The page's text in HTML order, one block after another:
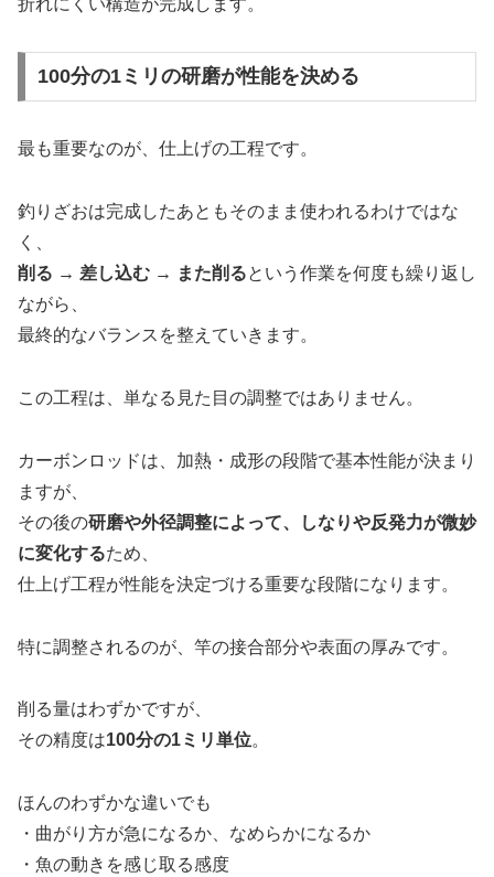
100分の1ミリの研磨が性能を決める
最も重要なのが、仕上げの工程です。
釣りざおは完成したあともそのまま使われるわけではな
く、
削る → 差し込む → また削るという作業を何度も繰り返し
ながら、
最終的なバランスを整えていきます。
この工程は、単なる見た目の調整ではありません。
カーボンロッドは、加熱・成形の段階で基本性能が決まり
ますが、
その後の研磨や外径調整によって、しなりや反発力が微妙
に変化するため、
仕上げ工程が性能を決定づける重要な段階になります。
特に調整されるのが、竿の接合部分や表面の厚みです。
削る量はわずかですが、
その精度は100分の1ミリ単位。
ほんのわずかな違いでも
・曲がり方が急になるか、なめらかになるか
・魚の動きを感じ取る感度